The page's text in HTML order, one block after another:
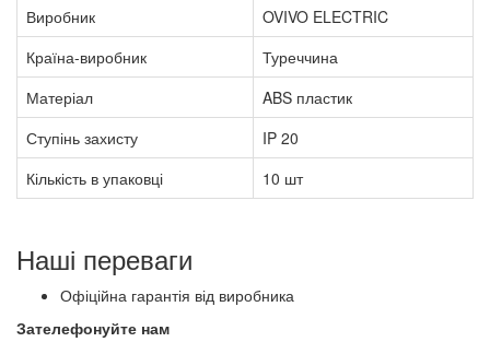
Виробник
OVIVO ELECTRIC
Країна-виробник
Туреччина
Матеріал
ABS пластик
Ступінь захисту
IP 20
Кількість в упаковці
10 шт
Наші переваги
Офіційна гарантія від виробника
Зателефонуйте нам